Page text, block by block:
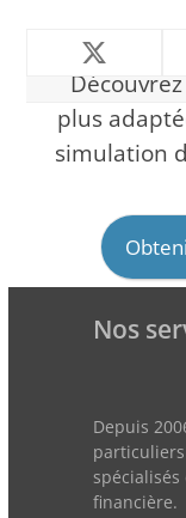
plus
simulation
Nos
Depuis
financière.